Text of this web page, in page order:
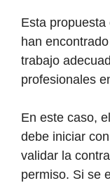
Esta
han
trabajo
profesionales
En este caso,
debe iniciar
validar la
permiso. Si se